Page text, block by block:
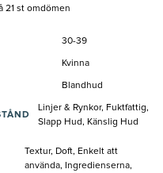
21 st omdömen
30-39
Kvinna
Blandhud
Linjer & Rynkor, Fuktfattig,
Slapp Hud, Känslig Hud
Textur, Doft, Enkelt att
använda, Ingredienserna,